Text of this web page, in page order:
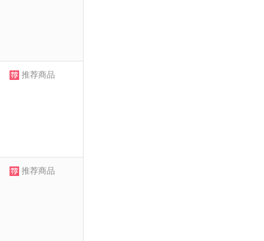
推荐商品
推荐商品